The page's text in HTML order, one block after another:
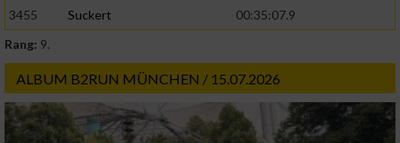
3455
Suckert
00:35:07.9
Rang: 9.
ALBUM B2RUN MÜNCHEN / 15.07.2026